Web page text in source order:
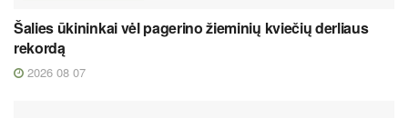
Šalies ūkininkai vėl pagerino žieminių kviečių derliaus
rekordą
2026 08 07